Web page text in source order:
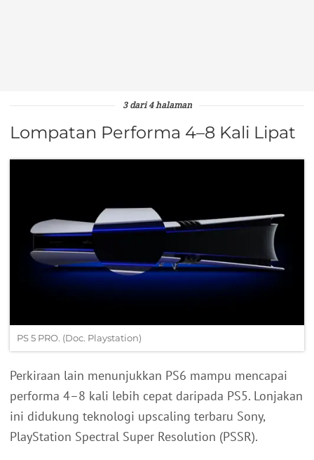
3 dari 4 halaman
Lompatan Performa 4–8 Kali Lipat
PS 5 PRO. (Doc. Playstation)
Perkiraan lain menunjukkan PS6 mampu mencapai
performa 4–8 kali lebih cepat daripada PS5. Lonjakan
ini didukung teknologi upscaling terbaru Sony,
PlayStation Spectral Super Resolution (PSSR).